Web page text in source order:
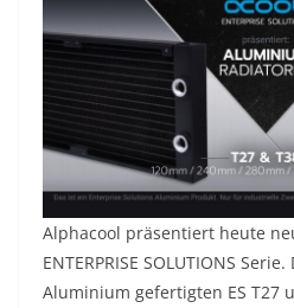
Alphacool präsentiert heute
ENTERPRISE SOLUTIONS
Aluminium gefertigten ES T27